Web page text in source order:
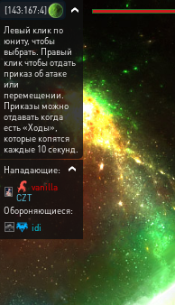
[143:167:4]
Левый клик по
юниту, чтобы
выбрать. Правый
клик чтобы отдать
приказ об атаке
или
перемещении.
Приказы можно
отдавать когда
есть «Ходы»,
которые копятся
каждые 10 секунд.
Нападающие:
vanilla
CZT
Обороняющиеся:
idi